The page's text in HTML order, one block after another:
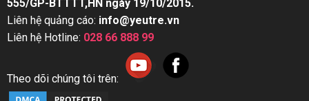
555/GP-BTTTT,HN ngày 19/10/2015.
Liên hệ quảng cáo: info@yeutre.vn
Liên hệ Hotline: 028 66 888 99
Theo dõi chúng tôi trên: